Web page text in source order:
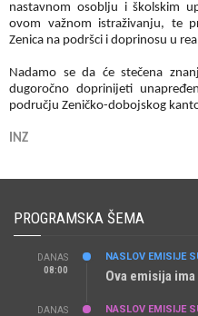
nastavnom osoblju i školskim
ovom važnom istraživanju, te
Zenica na podršci i doprinosu u
Nadamo se da će stečena
dugoročno doprinijeti
području Zeničko-dobojskog
INZ
PROGRAMSKA ŠEMA
DANAS
08:00
NASLOV EMISIJE
Ova emisija
DANAS
NASLOV EMISIJE